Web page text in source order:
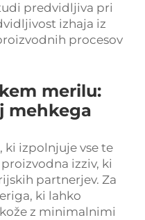
predvidljiva pri
izhaja iz
procesov
merilu:
mehkega
ki izpolnjuje vse te
izziv, ki
partnerjev. Za
ki lahko
z minimalnimi